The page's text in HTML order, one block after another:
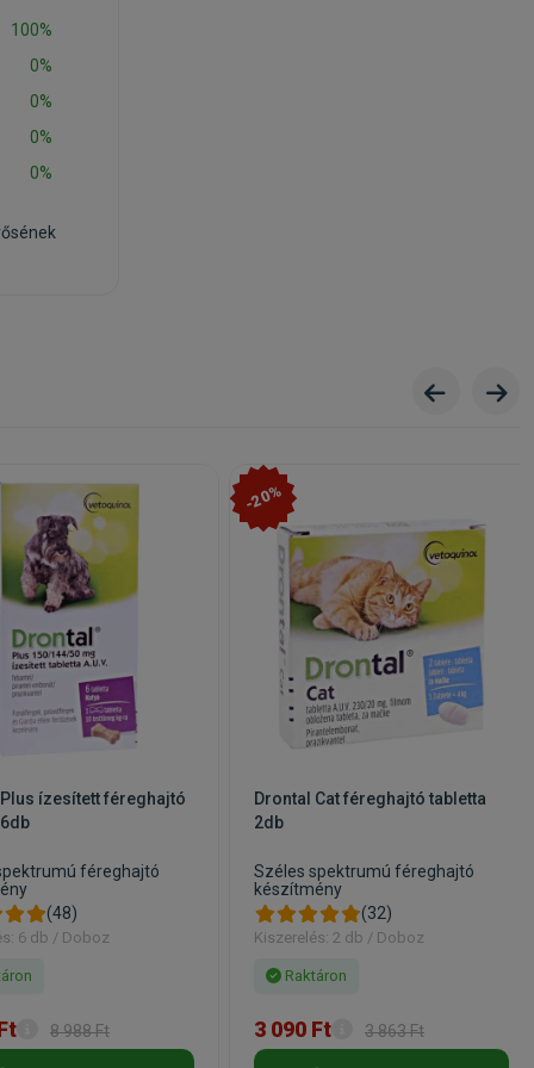
100%
0%
0%
0%
0%
ízesített féreghajtó
féreghajtó
(48)
6 db / Doboz
8 988 Ft
-20%
Drontal Cat féreghajtó tabletta
2db
Széles spektrumú féreghajtó
készítmény
(32)
Kiszerelés: 2 db / Doboz
Raktáron
3 090 Ft 3 863 Ft